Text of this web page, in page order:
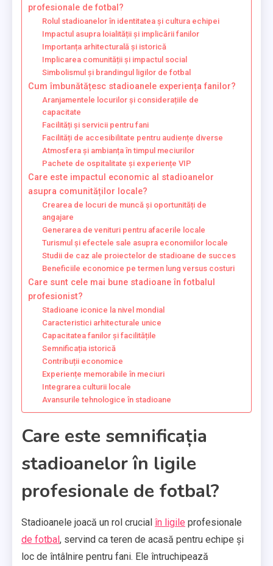
profesionale de fotbal?
Rolul stadioanelor în identitatea și cultura echipei
Impactul asupra loialității și implicării fanilor
Importanța arhitecturală și istorică
Implicarea comunității și impactul social
Simbolismul și brandingul ligilor de fotbal
Cum îmbunătățesc stadioanele experiența fanilor?
Aranjamentele locurilor și considerațiile de
capacitate
Facilități și servicii pentru fani
Facilități de accesibilitate pentru audiențe diverse
Atmosfera și ambianța în timpul meciurilor
Pachete de ospitalitate și experiențe VIP
Care este impactul economic al stadioanelor
asupra comunităților locale?
Crearea de locuri de muncă și oportunități de
angajare
Generarea de venituri pentru afacerile locale
Turismul și efectele sale asupra economiilor locale
Studii de caz ale proiectelor de stadioane de succes
Beneficiile economice pe termen lung versus costuri
Care sunt cele mai bune stadioane în fotbalul
profesionist?
Stadioane iconice la nivel mondial
Caracteristici arhitecturale unice
Capacitatea fanilor și facilitățile
Semnificația istorică
Contribuții economice
Experiențe memorabile în meciuri
Integrarea culturii locale
Avansurile tehnologice în stadioane
Care este semnificația
stadioanelor în ligile
profesionale de fotbal?
Stadioanele joacă un rol crucial în ligile profesionale
de fotbal , servind ca teren de acasă pentru echipe și
loc de întâlnire pentru fani. Ele întruchipează